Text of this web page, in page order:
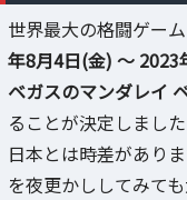
世界最大の格闘ゲー
年8月4日(金) ～ 2023
ベガスのマンダレイ
ることが決定しました
日本とは時差があり
を夜更かししてみて